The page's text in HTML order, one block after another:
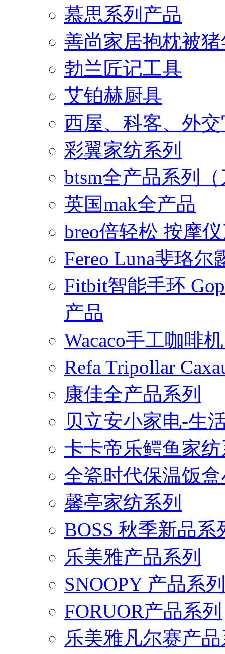
慕思系列产品
善尚家居抱枕被
勃兰匠记工具
艾铂赫厨具
西屋、科客、外
彩翼家纺系列
btsm全产品系列
英国mak全产品
breo倍轻松 按摩
Fereo Luna斐珞
Fitbit智能手环
产品
Wacaco手工咖啡
Refa Tripollar
康佳全产品系列
贝立安小家电-生
卡卡帝乐鳄鱼家
全瓷时代保温饭
馨亭家纺系列
BOSS 秋季新品系
乐美雅产品系列
SNOOPY 产品系列
FORUOR产品系列
乐美雅凡尔赛产